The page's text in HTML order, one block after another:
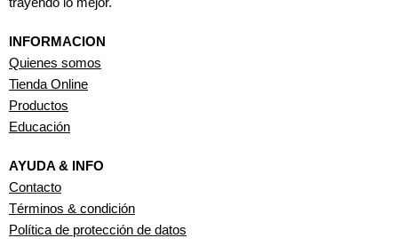
INFORMACION
Quienes somos
Tienda Online
Productos
Educación
AYUDA & INFO
Contacto
Términos & condición
Política de protección de datos